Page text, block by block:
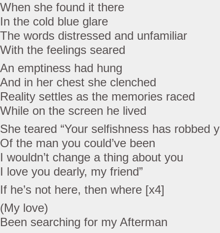
When she found it there
In the cold blue glare
The words distressed and unfamiliar
With the feelings seared
An emptiness had hung
And in her chest she clenched
Reality settles as the memories raced
While on the screen he lived
She teared “Your selfishness has robbed
Of the man you could’ve been
I wouldn’t change a thing about you
I love you dearly, my friend”
If he’s not here, then where [x4]
(My love)
Been searching for my Afterman